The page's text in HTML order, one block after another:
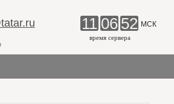
11 06 52 МСК
время сервера